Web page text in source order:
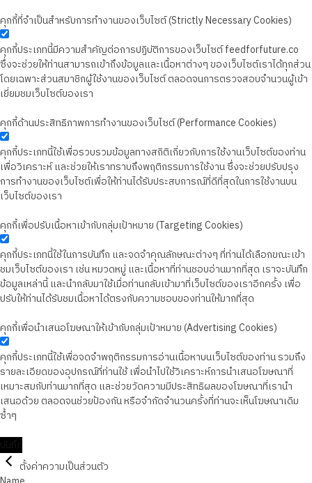
คุกกี้ที่จำเป็นสำหรับการทำงานของเว็บไซต์ (Strictly Necessary Cookies)
คุกกี้ประเภทนี้มีความสำคัญต่อการปฏิบัติการของเว็บไซต์ feedforfuture.co
ซึ่งจะช่วยให้ท่านสามารถเข้าถึงข้อมูลและเนื้อหาต่างๆ ของเว็บไซต์เราได้ทุกส่วน
โดยเฉพาะส่วนสมาชิกผู้ใช้งานของเว็บไซต์ ตลอดจนการตรวจสอบจำนวนผู้เข้า
เยี่ยมชมเว็บไซต์ของเรา
คุกกี้ด้านประสิทธิภาพการทำงานของเว็บไซต์ (Performance Cookies)
คุกกี้ประเภทนี้ใช้เพื่อรวบรวมข้อมูลทางสถิติเกี่ยวกับการใช้งานเว็บไซต์ของท่าน
เพื่อวิเคราะห์ และช่วยให้เราทราบถึงพฤติกรรมการใช้งาน ซึ่งจะช่วยปรับปรุง
การทำงานของเว็บไซต์เพื่อให้ท่านได้รับประสบการณ์ที่ดีที่สุดในการใช้งานบน
เว็บไซต์ของเรา
คุกกี้เพื่อปรับเนื้อหาเข้ากับกลุ่มเป้าหมาย (Targeting Cookies)
คุกกี้ประเภทนี้ใช้ในการบันทึก และจดจำคุณลักษณะต่างๆ ที่ท่านได้เลือกขณะเข้า
ชมเว็บไซต์ของเรา เช่น หมวดหมู่ และเนื้อหาที่ท่านชอบอ่านมากที่สุด เราจะบันทึก
ข้อมูลเหล่านี้ และนำกลับมาใช้เมื่อท่านกลับเข้ามาที่เว็บไซต์ของเราอีกครั้ง เพื่อ
ปรับให้ท่านได้รับชมเนื้อหาได้ตรงกับความชอบของท่านให้มากที่สุด
คุกกี้เพื่อนำเสนอโฆษณาให้เข้ากับกลุ่มเป้าหมาย (Advertising Cookies)
คุกกี้ประเภทนี้ใช้เพื่อจดจำพฤติกรรมการอ่านเนื้อหาบนเว็บไซต์ของท่าน รวมถึง
รายละเอียดของอุปกรณ์ที่ท่านใช้ เพื่อนำไปใช้วิเคราะห์การนำเสนอโฆษณาที่
เหมาะสมกับท่านมากที่สุด และช่วยวัดความมีประสิทธิผลของโฆษณาที่เรานำ
เสนอด้วย ตลอดจนช่วยป้องกัน หรือจำกัดจำนวนครั้งที่ท่านจะเห็นโฆษณาเดิม
ซ้ำๆ
ตั้งค่าความเป็นส่วนตัว